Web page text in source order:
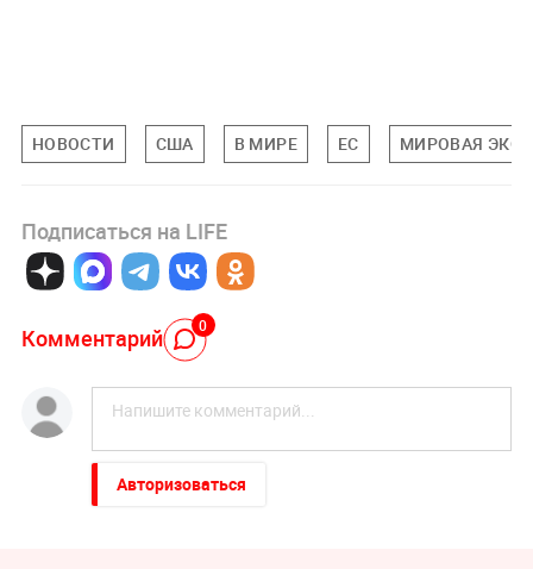
НОВОСТИ США В МИРЕ ЕС МИРОВАЯ
Подписаться на LIFE
Комментарий 0
Авторизоваться